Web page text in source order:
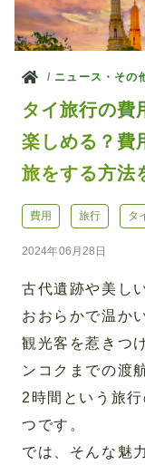
ホーム
ニュース・その
タイ旅行の費
楽しめる？費
旅をする方法
費用 旅行 タ
2024年06月28日
古代遺跡や美し
おおらかで温か
観光客を惹きつ
ンコクまでの渡
2時間という旅
つです。
では、そんな魅